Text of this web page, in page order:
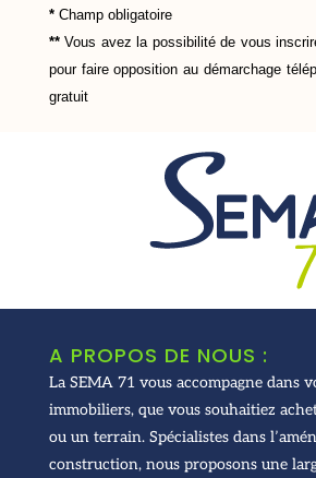
* Champ obligatoire
**Vous avez la possibilité de vous
pour faire opposition au démarchage
gratuit
A PROPOS DE NOUS :
La SEMA 71 vous accompagne dans
immobiliers, que vous souhaitiez
ou un terrain. Spécialistes dans
construction, nous proposons une